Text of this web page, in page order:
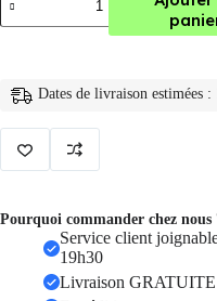
de
porte
portefeuille
volets
pour
avec
compartiment
Dates de livraison estimées
Pourquoi commander chez nous
Service client
19h30
Livraison GRATUITE